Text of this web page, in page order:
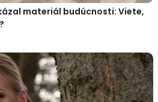
materiál budúcnosti: Viete,